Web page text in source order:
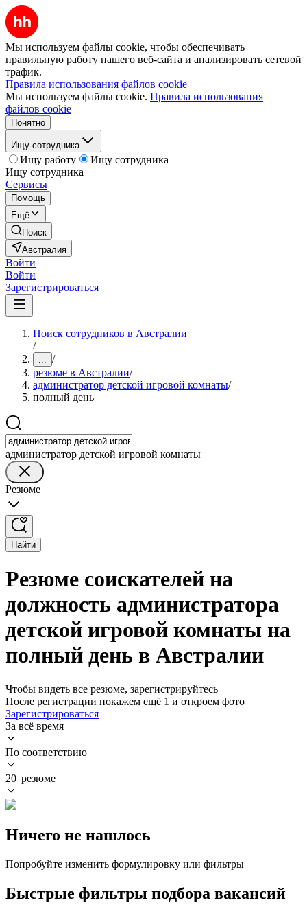
Мы используем файлы cookie, чтобы обеспечивать
правильную работу нашего веб-сайта и анализировать сетевой
трафик.
Правила использования файлов cookie
Мы используем файлы cookie. Правила использования
файлов cookie
Понятно
Ищу сотрудника
Ищу работу
Ищу сотрудника
Ищу сотрудника
Сервисы
Помощь
Ещё
Поиск
Австралия
Войти
Войти
Зарегистрироваться
Поиск сотрудников в Австралии
/
... /
резюме в Австралии/
администратор детской игровой комнаты/
полный день
администратор детской игровой комнаты
Резюме
Найти
Резюме соискателей на
должность администратора
детской игровой комнаты на
полный день в Австралии
Чтобы видеть все резюме, зарегистрируйтесь
После регистрации покажем ещё 1 и откроем фото
Зарегистрироваться
За всё время
По соответствию
20 резюме
Ничего не нашлось
Попробуйте изменить формулировку или фильтры
Быстрые фильтры подбора вакансий